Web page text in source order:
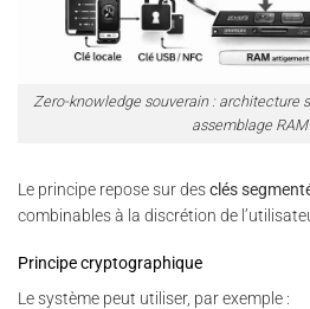
Zero-knowledge souverain : architecture
assemblage RAM
Le principe repose sur desclés
combinables à la discrétion de
Principe cryptographique
Le système peut utiliser, par exemple :